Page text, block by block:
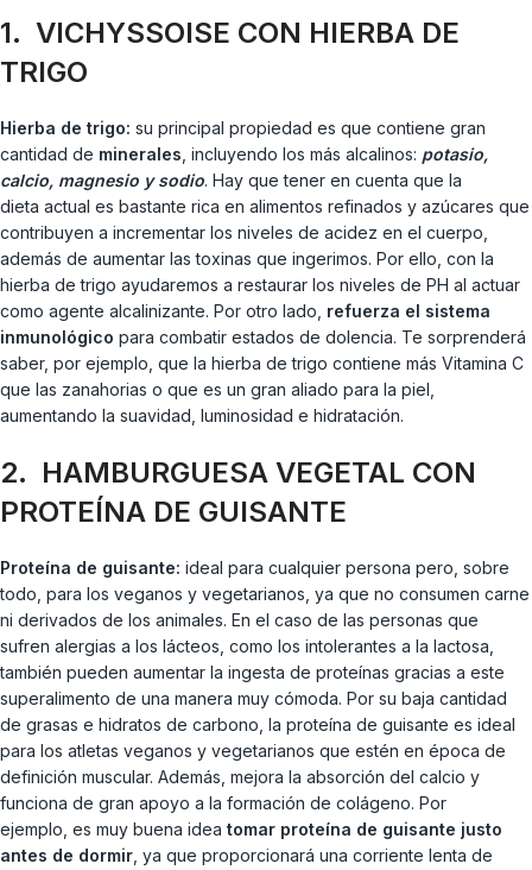
1. VICHYSSOISE CON HIERBA DE
TRIGO
Hierba de trigo: su principal propiedad es que contiene gran
cantidad de minerales , incluyendo los más alcalinos: potasio,
calcio, magnesio y sodio. Hay que tener en cuenta que la
dieta actual es bastante rica en alimentos refinados y azúcares que
contribuyen a incrementar los niveles de acidez en el cuerpo,
además de aumentar las toxinas que ingerimos. Por ello, con la
hierba de trigo ayudaremos a restaurar los niveles de PH al actuar
como agente alcalinizante. Por otro lado, refuerza el sistema
inmunológico para combatir estados de dolencia. Te sorprenderá
saber, por ejemplo, que la hierba de trigo contiene más Vitamina C
que las zanahorias o que es un gran aliado para la piel,
aumentando la suavidad, luminosidad e hidratación.
2. HAMBURGUESA VEGETAL CON
PROTEÍNA DE GUISANTE
Proteína de guisante: ideal para cualquier persona pero, sobre
todo, para los veganos y vegetarianos, ya que no consumen carne
ni derivados de los animales. En el caso de las personas que
sufren alergias a los lácteos, como los intolerantes a la lactosa,
también pueden aumentar la ingesta de proteínas gracias a este
superalimento de una manera muy cómoda. Por su baja cantidad
de grasas e hidratos de carbono, la proteína de guisante es ideal
para los atletas veganos y vegetarianos que estén en época de
definición muscular. Además, mejora la absorción del calcio y
funciona de gran apoyo a la formación de colágeno. Por
ejemplo, es muy buena idea tomar proteína de guisante justo
antes de dormir , ya que proporcionará una corriente lenta de